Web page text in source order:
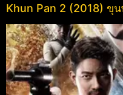
Khun Pan 2 (2018) ขุ